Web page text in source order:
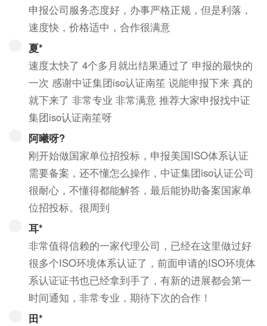
申报公司服务态度好，办事严格正规，但是利落，
速度快，价格适中，合作很满意
夏*
速度太快了 4个多月就出结果通过了 申报的最快的
一次 感谢中证集团iso认证南笙 说能申报下来 真的
就下来了 非常专业 非常满意 推荐大家申报找中证
集团iso认证南笙呀
阿曦呀?
刚开始做国家单位招投标，申报美国ISO体系认证
需要备案，还不懂怎么操作，中证集团iso认证公司
很耐心，不懂得都能解答，最后能协助备案国家单
位招投标。很周到
耳*
非常值得信赖的一家代理公司，已经在这里做过好
很多个ISO环境体系认证了，前面申请的ISO环境体
系认证证书也已经拿到手了，有新的进展都会第一
时间通知，非常专业，期待下次的合作！
田*